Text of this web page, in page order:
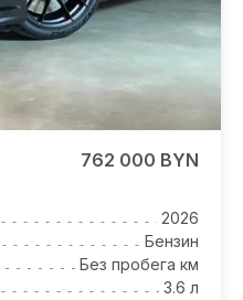
762 000 BYN
2026
Бензин
Без пробега км
3.6 л